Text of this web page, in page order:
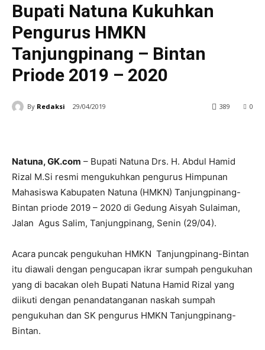
Bupati Natuna Kukuhkan
Pengurus HMKN
Tanjungpinang – Bintan
Priode 2019 – 2020
By Redaksi 29/04/2019 0
389
Natuna, GK.com – Bupati Natuna Drs. H. Abdul Hamid
Rizal M.Si resmi mengukuhkan pengurus Himpunan
Mahasiswa Kabupaten Natuna (HMKN) Tanjungpinang-
Bintan priode 2019 – 2020 di Gedung Aisyah Sulaiman,
Jalan Agus Salim, Tanjungpinang, Senin (29/04).
Acara puncak pengukuhan HMKN Tanjungpinang-Bintan
itu diawali dengan pengucapan ikrar sumpah pengukuhan
yang di bacakan oleh Bupati Natuna Hamid Rizal yang
diikuti dengan penandatanganan naskah sumpah
pengukuhan dan SK pengurus HMKN Tanjungpinang-
Bintan.